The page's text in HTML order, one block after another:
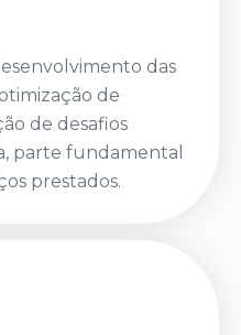
das
de
de desafios
parte fundamental
prestados.